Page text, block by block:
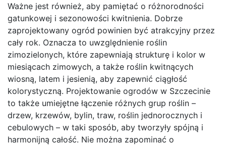
Ważne jest również, aby pamiętać o różnorodności
gatunkowej i sezonowości kwitnienia. Dobrze
zaprojektowany ogród powinien być atrakcyjny przez
cały rok. Oznacza to uwzględnienie roślin
zimozielonych, które zapewniają strukturę i kolor w
miesiącach zimowych, a także roślin kwitnących
wiosną, latem i jesienią, aby zapewnić ciągłość
kolorystyczną. Projektowanie ogrodów w Szczecinie
to także umiejętne łączenie różnych grup roślin –
drzew, krzewów, bylin, traw, roślin jednorocznych i
cebulowych – w taki sposób, aby tworzyły spójną i
harmonijną całość. Nie można zapominać o